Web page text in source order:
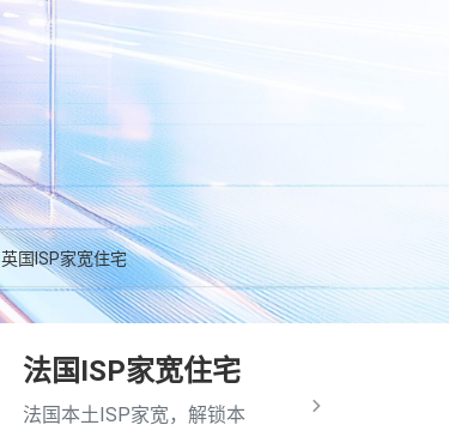
英国ISP家宽住宅
法国ISP家宽住宅
法国本土ISP家宽，解锁本